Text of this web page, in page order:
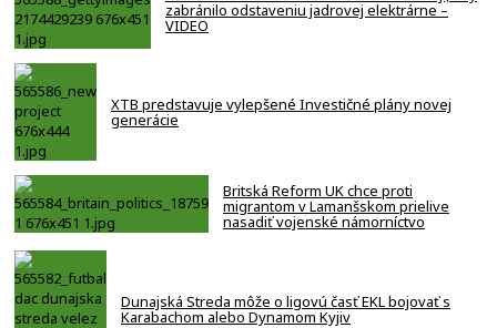
zabránilo odstaveniu jadrovej elektrárne –
VIDEO
XTB predstavuje vylepšené Investičné plány novej
generácie
Britská Reform UK chce proti
migrantom v Lamanšskom prielive
nasadiť vojenské námorníctvo
Dunajská Streda môže o ligovú časť EKL bojovať s
Karabachom alebo Dynamom Kyjiv